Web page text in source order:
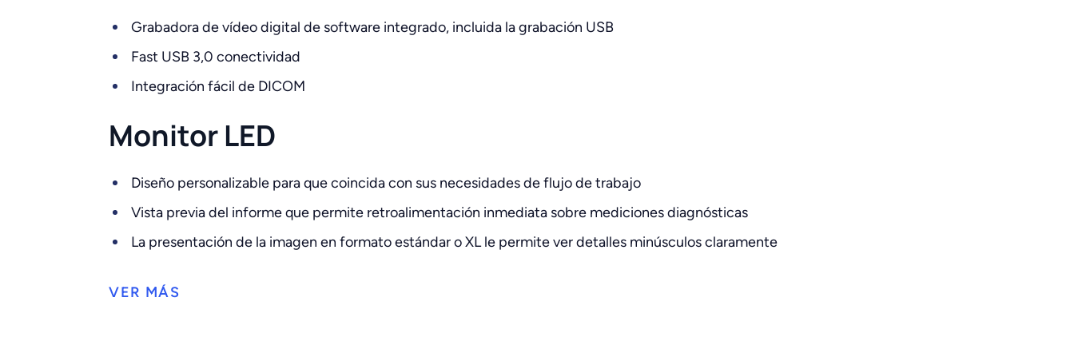
Grabadora de vídeo digital de software integrado, incluida la grabación USB
Fast USB 3,0 conectividad
Integración fácil de DICOM
Monitor LED
Diseño personalizable para que coincida con sus necesidades de flujo de trabajo
Vista previa del informe que permite retroalimentación inmediata sobre mediciones diagnósticas
La presentación de la imagen en formato estándar o XL le permite ver detalles minúsculos claramente